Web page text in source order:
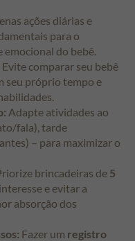
ações diárias e
para o
do bebê.
Evite comparar seu bebê
seu próprio tempo e
Adapte atividades ao
fala), tarde
– para maximizar o
brincadeiras de 5
e evitar a
absorção dos
Fazer um registro